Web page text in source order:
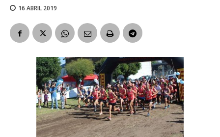
16 ABRIL 2019